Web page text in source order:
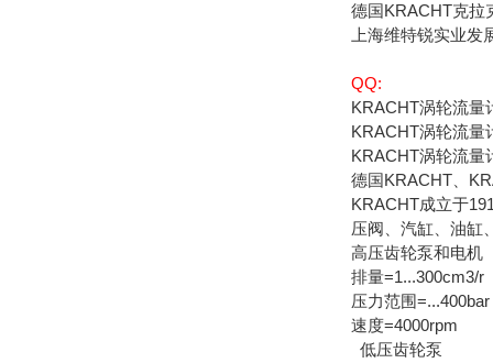
德国KRACHT克拉
上海维特锐实业发
QQ:
KRACHT涡轮流
KRACHT涡轮流量
KRACHT涡轮流量
德国KRACHT、
KRACHT成立于
压阀、汽缸、油缸
高压齿轮泵和电机
排量=1...300cm3/r
压力范围=...400bar
速度=4000rpm
低压齿轮泵